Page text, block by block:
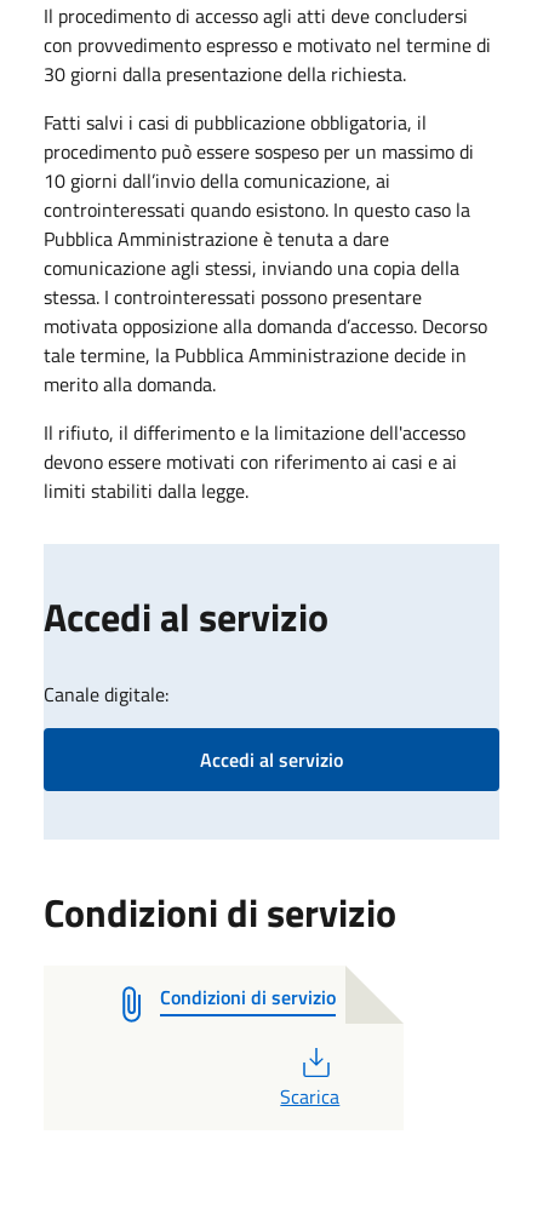
Il procedimento di accesso agli atti deve concludersi
con provvedimento espresso e motivato nel termine di
30 giorni dalla presentazione della richiesta.
Fatti salvi i casi di pubblicazione obbligatoria, il
procedimento può essere sospeso per un massimo di
10 giorni dall’invio della comunicazione, ai
controinteressati quando esistono. In questo caso la
Pubblica Amministrazione è tenuta a dare
comunicazione agli stessi, inviando una copia della
stessa. I controinteressati possono presentare
motivata opposizione alla domanda d’accesso. Decorso
tale termine, la Pubblica Amministrazione decide in
merito alla domanda.
Il rifiuto, il differimento e la limitazione dell'accesso
devono essere motivati con riferimento ai casi e ai
limiti stabiliti dalla legge.
Accedi al servizio
Canale digitale:
Accedi al servizio
Condizioni di servizio
Condizioni di servizio
Scarica